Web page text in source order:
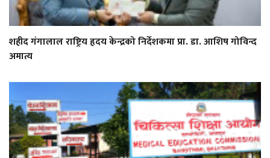
शहीद गंगालाल राष्ट्रिय हृदय केन्द्रको निर्देशकमा प्रा. डा. आशिष गोविन्द
अमात्य